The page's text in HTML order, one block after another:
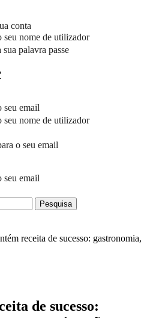
conta
seu nome de utilizador
sua palavra passe
seu email
seu nome de utilizador
o seu email
seu email
receita de sucesso: gastronomia,
de sucesso: